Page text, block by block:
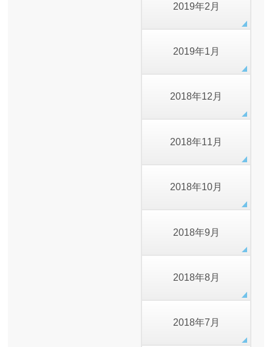
2019年2月
2019年1月
2018年12月
2018年11月
2018年10月
2018年9月
2018年8月
2018年7月